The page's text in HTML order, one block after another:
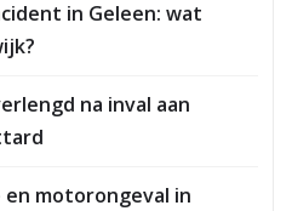
in Geleen: wat
na inval aan
motorongeval in